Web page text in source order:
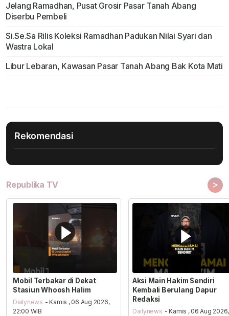
Jelang Ramadhan, Pusat Grosir Pasar Tanah Abang
Diserbu Pembeli
Si.Se.Sa Rilis Koleksi Ramadhan Padukan Nilai Syari dan
Wastra Lokal
Libur Lebaran, Kawasan Pasar Tanah Abang Bak Kota Mati
Rekomendasi
Republika TV >
Mobil Terbakar di Dekat
Stasiun Whoosh Halim
Dailynews - Kamis , 06 Aug 2026,
22:00 WIB
Aksi Main Hakim Sendiri
Kembali Berulang Dapur
Redaksi
Dailynews - Kamis , 06 Aug 2026,